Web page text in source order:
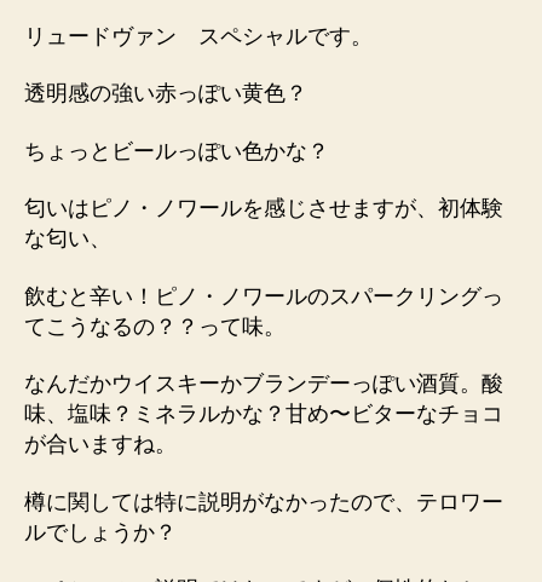
リュードヴァン スペシャルです。
透明感の強い赤っぽい黄色？
ちょっとビールっぽい色かな？
匂いはピノ・ノワールを感じさせますが、初体験
な匂い、
飲むと辛い！ピノ・ノワールのスパークリングっ
てこうなるの？？って味。
なんだかウイスキーかブランデーっぽい酒質。酸
味、塩味？ミネラルかな？甘め〜ビターなチョコ
が合いますね。
樽に関しては特に説明がなかったので、テロワー
ルでしょうか？